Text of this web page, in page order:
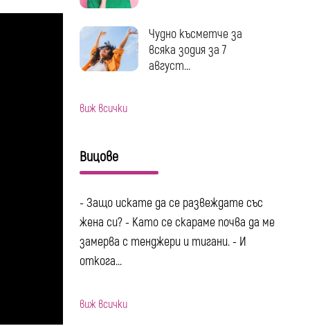
Чудно късметче за
всяка зодия за 7
август...
виж всички
Вицове
- Защо искате да се развеждате със
жена си? - Като се скараме почва да ме
замерва с тенджери и тигани. - И
откога...
виж всички